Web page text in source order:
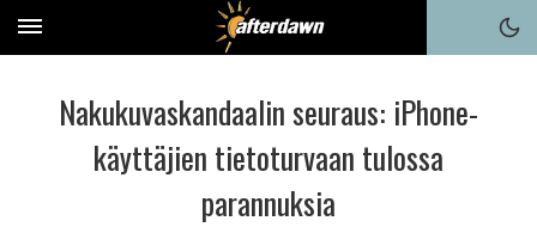
Nakukuvaskandaalin seuraus: iPhone-
käyttäjien tietoturvaan tulossa
parannuksia